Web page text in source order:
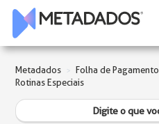
Metadados Folha de Pagamento
Rotinas Especiais